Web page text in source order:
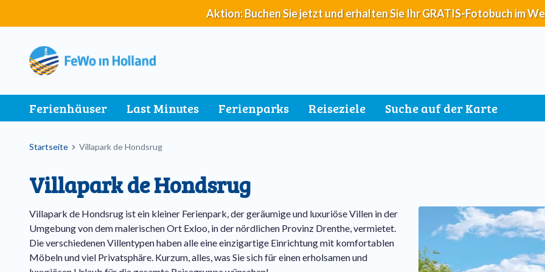
Aktion: Buchen Sie jetzt und erhalten Sie Ihr GRATIS-Fotobuch im
Main
Ferienhäuser Last Minutes Ferienparks Reiseziele Suche auf der Karte
Breadcrumb
Startseite Villapark de Hondsrug
Villapark de Hondsrug
Villapark de Hondsrug ist ein kleiner Ferienpark, der geräumige und luxuriöse Villen in der
Umgebung von dem malerischen Ort Exloo, in der nördlichen Provinz Drenthe, vermietet.
Die verschiedenen Villentypen haben alle eine einzigartige Einrichtung mit komfortablen
Möbeln und viel Privatsphäre. Kurzum, alles, was Sie sich für einen erholsamen und